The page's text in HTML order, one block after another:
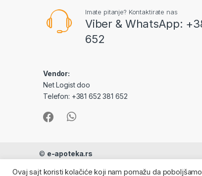
Imate pitanje? Kontaktirate nas
Viber & WhatsApp:
652
Vendor:
Net Logist doo
Telefon: +381 652 381 652
© e-apoteka.rs
- All Rights Reserved 2010-2022.
Ovaj sajt koristi kolačiće koji nam pomažu da